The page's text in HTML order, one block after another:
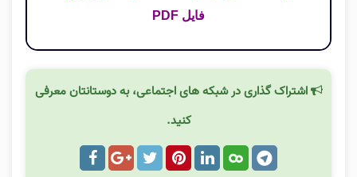
فایل PDF
اشتراک گذاری در شبکه های اجتماعی، به دوستانتان معرفی
کنید.